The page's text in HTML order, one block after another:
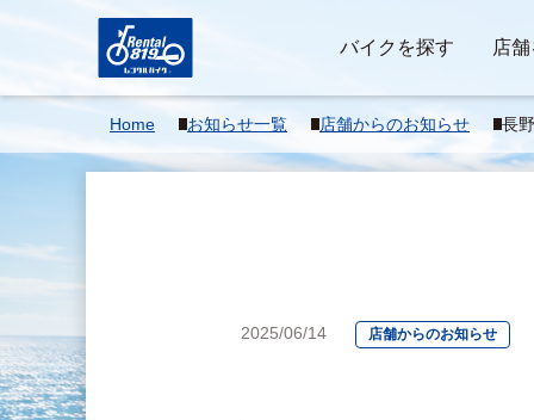
バイクを探す 店
Home お知らせ一覧 店舗からのお知らせ 長
2025/06/14 店舗からのお知らせ